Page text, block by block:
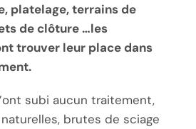
platelage, terrains de
de clôture …les
trouver leur place dans
subi aucun traitement,
brutes de sciage